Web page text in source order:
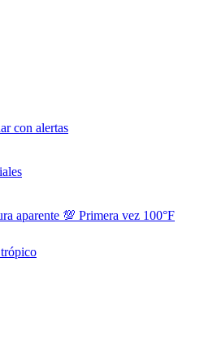
con alertas
aparente 💯 Primera vez 100°F